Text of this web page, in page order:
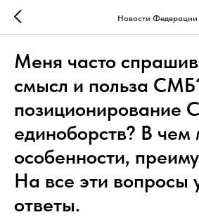
Новости Федерации
Меня часто
смысл и польза
позиционирование
единоборств? В чем
особенности,
На все эти вопросы
ответы.